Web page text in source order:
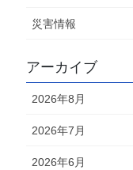
災害情報
アーカイブ
2026年8月
2026年7月
2026年6月